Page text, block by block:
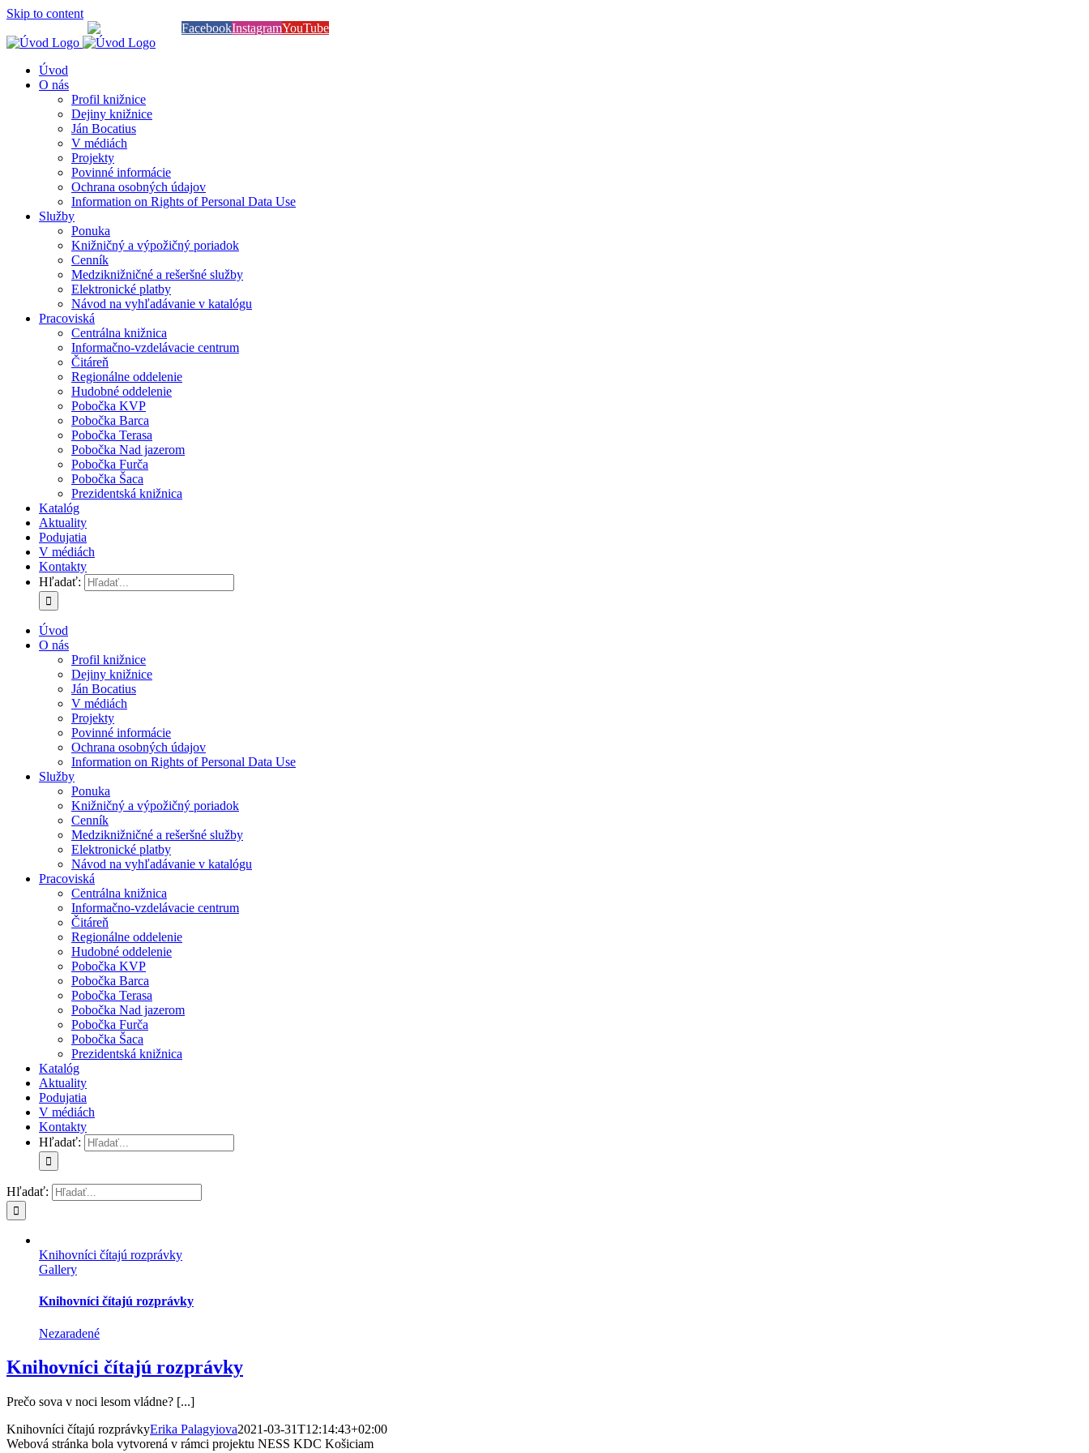
Skip to content
FacebookInstagramYouTube
Úvod
O nás
Profil knižnice
Dejiny knižnice
Ján Bocatius
V médiách
Projekty
Povinné informácie
Ochrana osobných údajov
Information on Rights of Personal Data Use
Služby
Ponuka
Knižničný a výpožičný poriadok
Cenník
Medziknižničné a rešeršné služby
Elektronické platby
Návod na vyhľadávanie v katalógu
Pracoviská
Centrálna knižnica
Informačno-vzdelávacie centrum
Čitáreň
Regionálne oddelenie
Hudobné oddelenie
Pobočka KVP
Pobočka Barca
Pobočka Terasa
Pobočka Nad jazerom
Pobočka Furča
Pobočka Šaca
Prezidentská knižnica
Katalóg
Aktuality
Podujatia
V médiách
Kontakty
Hľadať:
Úvod
O nás
Profil knižnice
Dejiny knižnice
Ján Bocatius
V médiách
Projekty
Povinné informácie
Ochrana osobných údajov
Information on Rights of Personal Data Use
Služby
Ponuka
Knižničný a výpožičný poriadok
Cenník
Medziknižničné a rešeršné služby
Elektronické platby
Návod na vyhľadávanie v katalógu
Pracoviská
Centrálna knižnica
Informačno-vzdelávacie centrum
Čitáreň
Regionálne oddelenie
Hudobné oddelenie
Pobočka KVP
Pobočka Barca
Pobočka Terasa
Pobočka Nad jazerom
Pobočka Furča
Pobočka Šaca
Prezidentská knižnica
Katalóg
Aktuality
Podujatia
V médiách
Kontakty
Hľadať:
Hľadať:
Knihovníci čítajú rozprávky
Gallery
Knihovníci čítajú rozprávky
Nezaradené
Knihovníci čítajú rozprávky
Prečo sova v noci lesom vládne? [...]
Knihovníci čítajú rozprávkyErika Palagyiova2021-03-31T12:14:43+02:00
Webová stránka bola vytvorená v rámci projektu NESS KDC Košiciam